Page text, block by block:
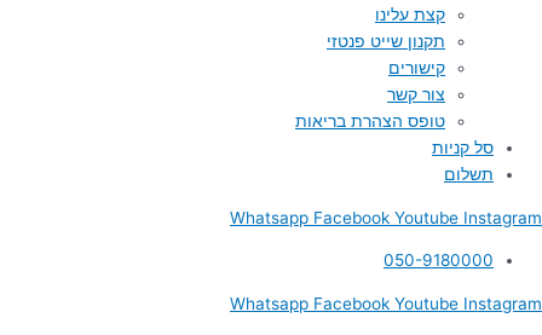
קצת עלינו
תקנון שייט פנטזי
קישורים
צור קשר
טופס הצהרת בריאות
סל קניות
תשלום
Whatsapp Facebook Youtube Instagram
050-9180000
Whatsapp Facebook Youtube Instagram